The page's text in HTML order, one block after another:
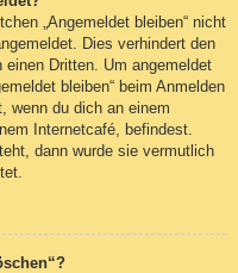
„Angemeldet bleiben“ nicht
Dies verhindert den
Dritten. Um angemeldet
bleiben“ beim Anmelden
wenn du dich an einem
Internetcafé, befindest.
dann wurde sie vermutlich